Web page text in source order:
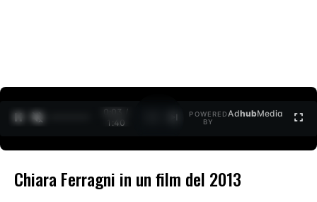
0:04 /
1:40
POWERED
BY
AdhubMedia
Chiara Ferragni in un film del 2013